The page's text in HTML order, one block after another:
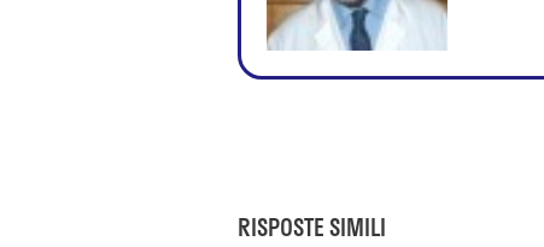
RISPOSTE SIMILI